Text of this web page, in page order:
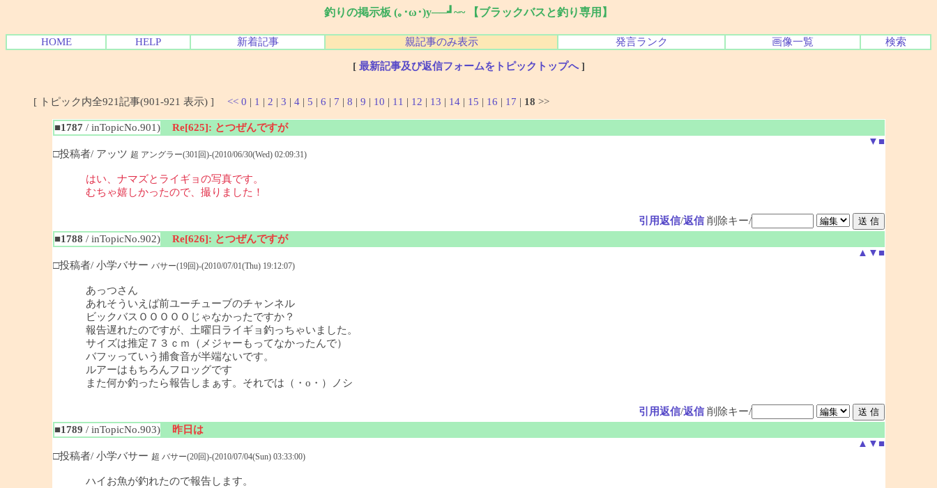
釣りの掲示板 (｡･ω･)y──┛~~ 【ブラックバスと釣り専用】
HOME HELP 新着記事 親記事のみ表示 発言ランク 画像一覧 検索
[ 最新記事及び返信フォームをトピックトップへ]
[ トピック内全921記事(901-921 表示) ] << 0 | 1 | 2 | 3 | 4 | 5 | 6 | 7 | 8 | 9 | 10 | 11 | 12 | 13 | 14 | 15 | 16 | 17 | 18 >>
■1787 / inTopicNo.901)
Re[625]: とつぜんですが
▼ ■
□投稿者/ アッツ 超 アングラー(301回)-(2010/06/30(Wed) 02:09:31)
はい、ナマズとライギョの写真です。
むちゃ嬉しかったので、撮りました！
引用返信/返信 削除キー/
■1788 / inTopicNo.902)
Re[626]: とつぜんですが
▲ ▼ ■
□投稿者/ 小学バサー バサー(19回)-(2010/07/01(Thu) 19:12:07)
あっつさん
あれそういえば前ユーチューブのチャンネル
ビックバスＯＯＯＯＯじゃなかったですか？
報告遅れたのですが、土曜日ライギョ釣っちゃいました。
サイズは推定７３ｃｍ（メジャーもってなかったんで）
バフッっていう捕食音が半端ないです。
ルアーはもちろんフロッグです
また何か釣ったら報告しまぁす。それでは（・o・）ノシ
引用返信/返信 削除キー/
■1789 / inTopicNo.903)
昨日は
▲ ▼ ■
□投稿者/ 小学バサー 超 バサー(20回)-(2010/07/04(Sun) 03:33:00)
ハイお魚が釣れたので報告します。